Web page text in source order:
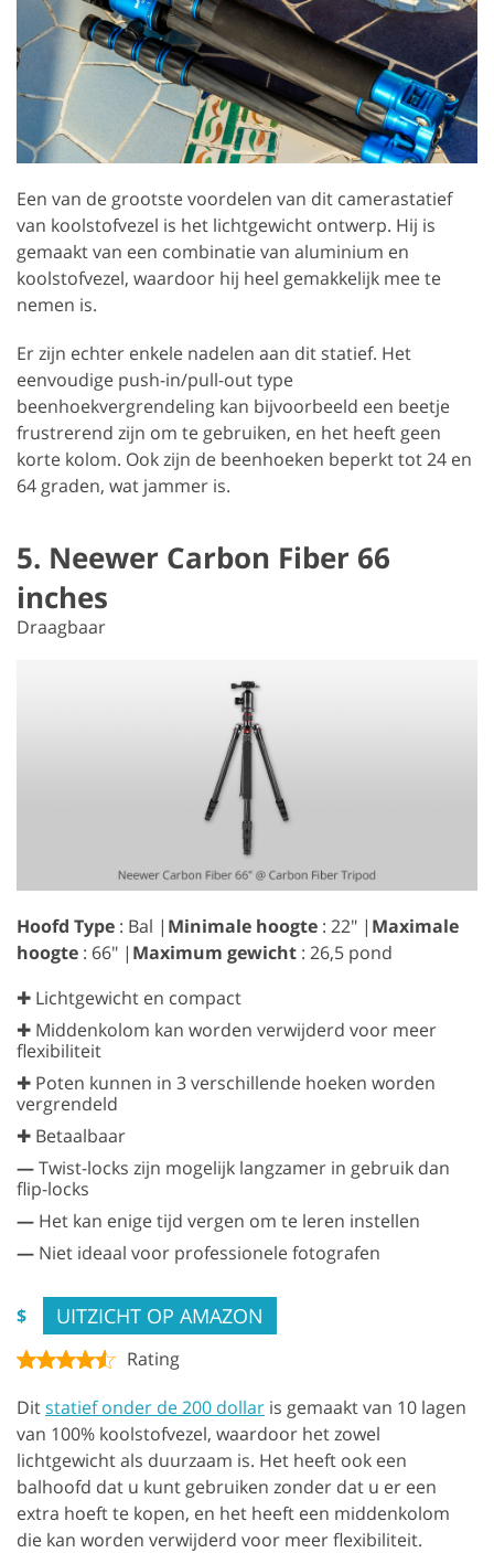
Een van de grootste voordelen van dit camerastatief
van koolstofvezel is het lichtgewicht ontwerp. Hij is
gemaakt van een combinatie van aluminium en
koolstofvezel, waardoor hij heel gemakkelijk mee te
nemen is.
Er zijn echter enkele nadelen aan dit statief. Het
eenvoudige push-in/pull-out type
beenhoekvergrendeling kan bijvoorbeeld een beetje
frustrerend zijn om te gebruiken, en het heeft geen
korte kolom. Ook zijn de beenhoeken beperkt tot 24 en
64 graden, wat jammer is.
5. Neewer Carbon Fiber 66
inches
Draagbaar
Hoofd Type : Bal | Minimale hoogte : 22" | Maximale
hoogte : 66" | Maximum gewicht : 26,5 pond
✚ Lichtgewicht en compact
✚ Middenkolom kan worden verwijderd voor meer
flexibiliteit
✚ Poten kunnen in 3 verschillende hoeken worden
vergrendeld
✚ Betaalbaar
—Twist-locks zijn mogelijk langzamer in gebruik dan
flip-locks
— Het kan enige tijd vergen om te leren instellen
— Niet ideaal voor professionele fotografen
$ UITZICHT OP AMAZON
Rating
Ditstatief onder de 200 dollar is gemaakt van 10 lagen
van 100% koolstofvezel, waardoor het zowel
lichtgewicht als duurzaam is. Het heeft ook een
balhoofd dat u kunt gebruiken zonder dat u er een
extra hoeft te kopen, en het heeft een middenkolom
die kan worden verwijderd voor meer flexibiliteit.